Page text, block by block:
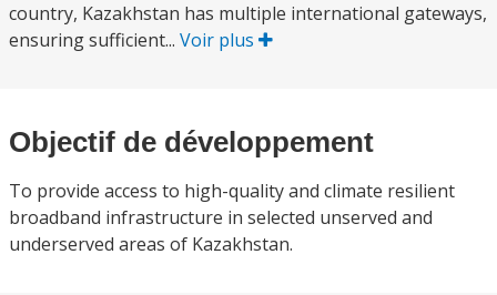
country, Kazakhstan has multiple international gateways,
ensuring sufficient... Voir plus
Objectif de développement
To provide access to high-quality and climate resilient
broadband infrastructure in selected unserved and
underserved areas of Kazakhstan.